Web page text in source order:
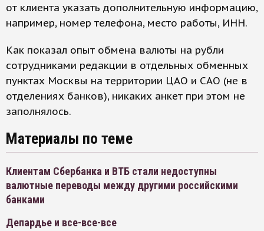
от клиента указать дополнительную информацию,
например, номер телефона, место работы, ИНН.
Как показал опыт обмена валюты на рубли
сотрудниками редакции в отдельных обменных
пунктах Москвы на территории ЦАО и САО (не в
отделениях банков), никаких анкет при этом не
заполнялось.
Материалы по теме
Клиентам Сбербанка и ВТБ стали недоступны
валютные переводы между другими российскими
банками
Депардье и все-все-все